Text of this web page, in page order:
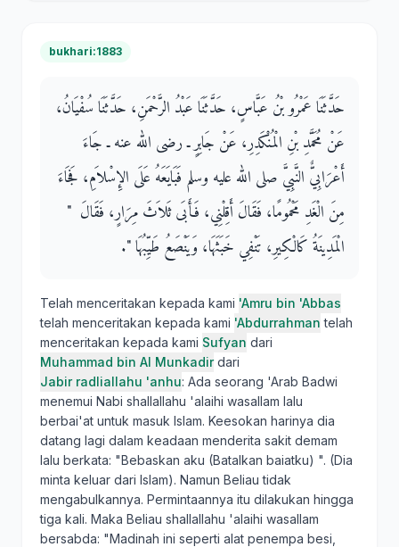
bukhari:1883
حَدَّثَنَا عَمْرُو بْنُ عَبَّاسٍ، حَدَّثَنَا عَبْدُ الرَّحْمَنِ، حَدَّثَنَا سُفْيَانُ،
عَنْ مُحَمَّدِ بْنِ الْمُنْكَدِرِ، عَنْ جَابِرٍ ـ رضى الله عنه ـ جَاءَ
أَعْرَابِيٌّ النَّبِيَّ صلى الله عليه وسلم فَبَايَعَهُ عَلَى الإِسْلاَمِ، فَجَاءَ
مِنَ الْغَدِ مَحْمُومًا، فَقَالَ أَقِلْنِي، فَأَبَى ثَلاَثَ مِرَارٍ، فَقَالَ ‏ "‏
الْمَدِينَةُ كَالْكِيرِ، تَنْفِي خَبَثَهَا، وَيَنْصَعُ طَيِّبُهَا ‏"‏‏.‏
Telah menceritakan kepada kami 'Amru bin 'Abbas
telah menceritakan kepada kami 'Abdurrahman telah
menceritakan kepada kami Sufyan dari
Muhammad bin Al Munkadirdari
Jabir radliallahu 'anhu: Ada seorang 'Arab Badwi
menemui Nabi shallallahu 'alaihi wasallam lalu
berbai'at untuk masuk Islam. Keesokan harinya dia
datang lagi dalam keadaan menderita sakit demam
lalu berkata: "Bebaskan aku (Batalkan baiatku) ". (Dia
minta keluar dari Islam). Namun Beliau tidak
mengabulkannya. Permintaannya itu dilakukan hingga
tiga kali. Maka Beliau shallallahu 'alaihi wasallam
bersabda: "Madinah ini seperti alat penempa besi,